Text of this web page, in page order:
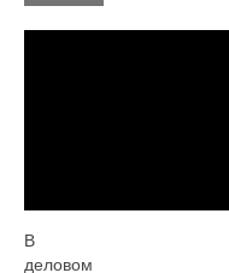
В
деловом